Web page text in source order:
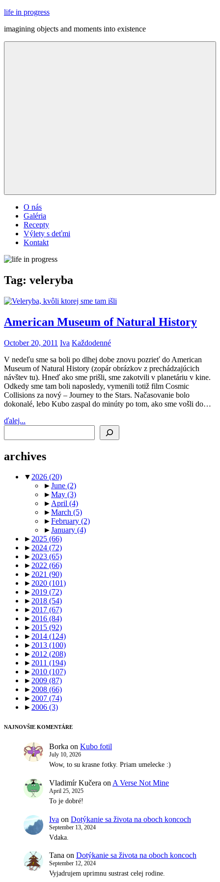
Skip
content
life in progress
imagining objects and moments into existence
O nás
Galéria
Recepty
Výlety s deťmi
Kontakt
Tag: veleryba
American Museum of Natural History
October 20, 2011 Iva Každodenné
V nedeľu sme sa boli po dlhej dobe znovu pozrieť do American
Museum of Natural History (zopár obrázkov z prechádzajúcich
návštev tu). Hneď ako sme prišli, sme zakotvili v planetáriu v kine.
Odkedy sme tam boli naposledy, vymenili totiž film Cosmic
Collisions za nový – Journey to the Stars. Načasovanie bolo
dokonalé, lebo Kubo zaspal do minúty po tom, ako sme vošli do…
ďalej...
archives
▼2026 (20)
►June (2)
►May (3)
►April (4)
►March (5)
►February (2)
►January (4)
►2025 (66)
►2024 (72)
►2023 (65)
►2022 (66)
►2021 (90)
►2020 (101)
►2019 (72)
►2018 (54)
►2017 (67)
►2016 (84)
►2015 (92)
►2014 (124)
►2013 (100)
►2012 (208)
►2011 (194)
►2010 (107)
►2009 (87)
►2008 (66)
►2007 (74)
►2006 (3)
NAJNOVŠIE KOMENTÁRE
Borka on Kubo fotil
July 10, 2026
Wow, to su krasne fotky. Priam umelecke :)
Vladimír Kučera on A Verse Not Mine
April 25, 2025
To je dobré!
Iva on Dotýkanie sa života na oboch koncoch
September 13, 2024
Vdaka.
Tana on Dotýkanie sa života na oboch koncoch
September 12, 2024
Vyjadrujem uprimnu sustrast celej rodine.